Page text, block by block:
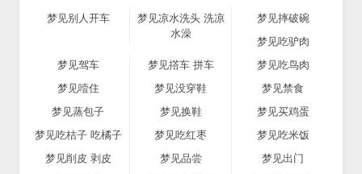
梦见别人开车
梦见凉水洗头 洗凉
水澡
梦见摔破碗
梦见吃驴肉
梦见驾车
梦见撘车 拼车
梦见吃鸟肉
梦见噎住
梦见没穿鞋
梦见禁食
梦见蒸包子
梦见换鞋
梦见买鸡蛋
梦见吃桔子 吃橘子
梦见吃红枣
梦见吃米饭
梦见削皮 剥皮
梦见品尝
梦见出门